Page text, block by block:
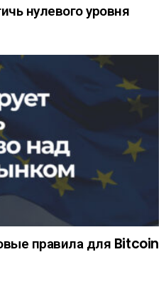
нулевого уровня
правила для Bitcoin